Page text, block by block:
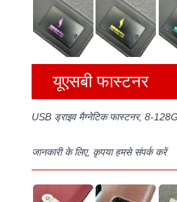
यूएसबी फास्टनर
USB ड्राइव मैग्नेटिक फास्टनर, 8-
जानकारी के लिए, कृपया हमसे संपर्क करें